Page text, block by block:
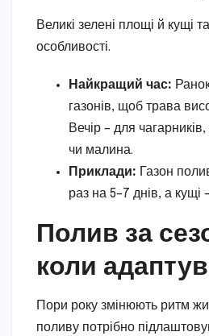
Великі зелені площі й кущі
особливості.
Найкращий час:
газонів, щоб трава
Вечір – для
чи малина.
Приклади: Газон
раз на 5–7 днів, а кущі
Полив за
коли
Пори року змінюють ритм
поливу потрібно